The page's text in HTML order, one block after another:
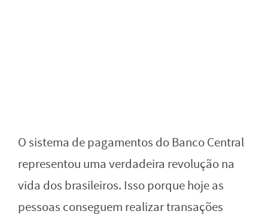
O sistema de pagamentos do Banco Central
representou uma verdadeira revolução na
vida dos brasileiros. Isso porque hoje as
pessoas conseguem realizar transações